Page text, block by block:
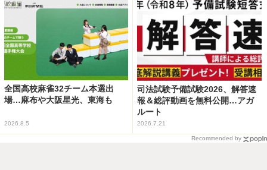
全国高校麻雀32チーム本選出
場…麻布や大阪星光、東海も
2026.8.5
司法試験予備試験2026、解答速
報＆総評動画を無料公開…アガ
ルート
2026.7.21
Recommended by